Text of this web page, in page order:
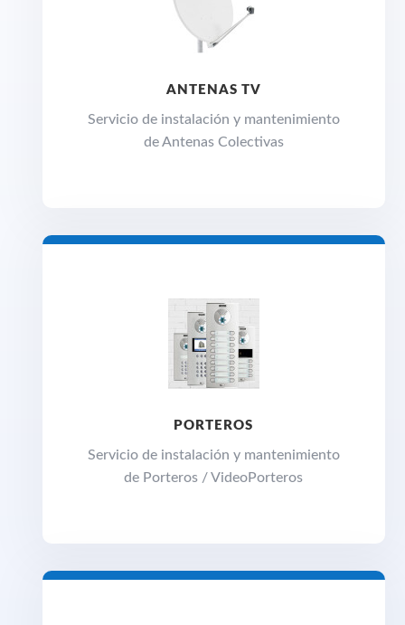
ANTENAS TV
Servicio de instalación y mantenimiento
de Antenas Colectivas
PORTEROS
Servicio de instalación y mantenimiento
de Porteros / VideoPorteros